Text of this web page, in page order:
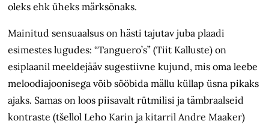
oleks ehk üheks märksõnaks.
Mainitud sensuaalsus on hästi tajutav juba plaadi
esimestes lugudes: “Tanguero’s” (Tiit Kalluste) on
esiplaanil meeldejääv sugestiivne kujund, mis oma leebe
meloodiajoonisega võib sööbida mällu küllap üsna pikaks
ajaks. Samas on loos piisavalt rütmilisi ja tämbraalseid
kontraste (tšellol Leho Karin ja kitarril Andre Maaker)